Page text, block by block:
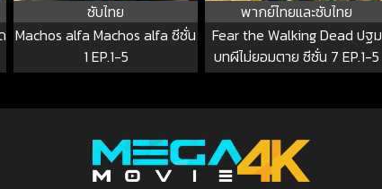
ซับไทย
Machos alfa Machos alfa ซีซั่น
1 EP.1-5
พากย์ไทยและซับไทย
Fear the Walking Dead ปฐม
บทผีไม่ยอมตาย ซีซั่น 7 EP.1-5